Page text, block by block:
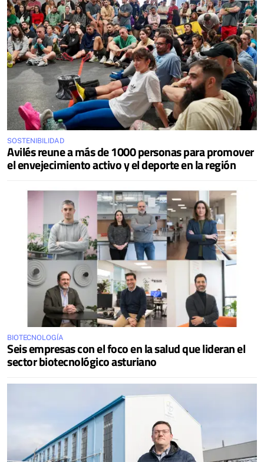
SOSTENIBILIDAD
Avilés reune a más de 1000 personas para promover
el envejecimiento activo y el deporte en la región
BIOTECNOLOGÍA
Seis empresas con el foco en la salud que lideran el
sector biotecnológico asturiano